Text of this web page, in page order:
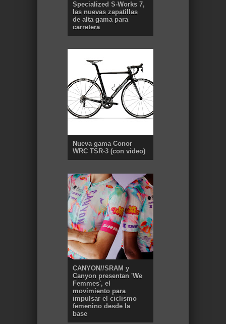
Specialized S-Works 7,
las nuevas zapatillas
de alta gama para
carretera
Nueva gama Conor
WRC TSR-3 (con vídeo)
CANYON//SRAM y
Canyon presentan 'We
Femmes', el
movimiento para
impulsar el ciclismo
femenino desde la
base